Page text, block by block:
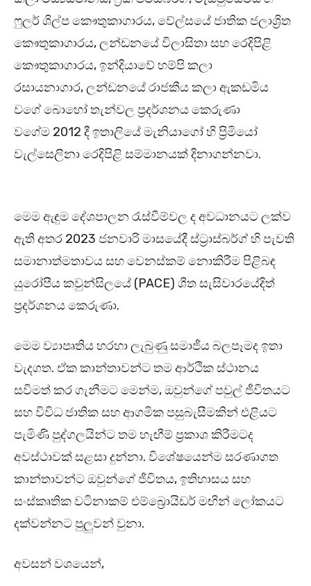
ෆුලර් ශිල්ප කෞතුකාගාරය, වේල්සයේ ජාතික ජලාශ්‍රිත
කෞතුකාගාරය, ලන්ඩනයේ විලාසිතා සහ රෙදිපිළි
කෞතුකාගාරය, ඉන්දියාවේ හම්පි කලා
රසායනාගාර, ලන්ඩනයේ රාජකීය කලා ඇකඩමිය
වගේ බොහෝ තැන්වල ප්‍රදර්ශනය කෙරුණා
වගේම 2012 දී ඉතාලියේ මැනියාගෝ හි ප්‍රිමියෝ
වැල්සෙලිනා රෙදිපිළි සම්මානයක් දිනාගන්නවා.
මෙම ඇඳුම දේශපාලන රැස්වීම්වල ද අවධානයට ලක්ව
ඇති අතර 2023 ජනවාරි මාසයේදී ස්ට්‍රාස්බර්ග් හි පැවති
සමානාත්මතාවය සහ වෙනස්කම් නොකිරීම පිළිබඳ
යුරෝපීය කවුන්සිලයේ (PACE) ශීත සැසිවාරයේදිත්
ප්‍රදර්ශනය කෙරුණා.
මෙම ව්‍යාපෘතිය හරහා ලැබුණු සමාජීය බලපෑමද ඉතා
වැදගත. ඒක කාන්තාවන්ට තම ආර්ථික ස්ථානය
සවිමත් කර ගැනීමට මෙන්ම, ඔවුන්ගේ පවුල් ජීවිතයට
සහ විවිධ ජාතික සහ ආගමික පසුබැසීමකින් එළියට
පැමිණි පුද්ගලයින්ට තම හැඟීම් ප්‍රකාශ කිරීමටද
අවස්ථාවක් සළසා දුන්නා. විශේෂයෙන්ම සරණාගත
කාන්තාවන්ට ඔවුන්ගේ ජීවිතය, ඉතිහාසය සහ
සංස්කෘතික වටිනාකම් එම්බ්‍රොයිඩර් මඟින් ලෝකයට
දක්වන්නට පුලුවන් වුනා.
අවසන් වශයෙන්,